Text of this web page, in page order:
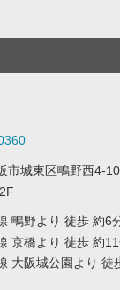
市城東区鴫野西4-
鴫野より 徒歩 約6
京橋より 徒歩 約
大阪城公園より 徒